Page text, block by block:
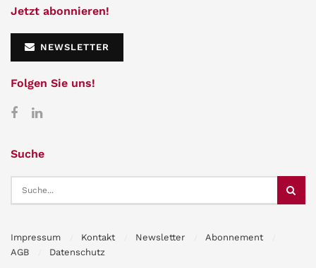
Jetzt abonnieren!
NEWSLETTER
Folgen Sie uns!
Suche
Impressum Kontakt Newsletter
Abonnement
AGB
Datenschutz